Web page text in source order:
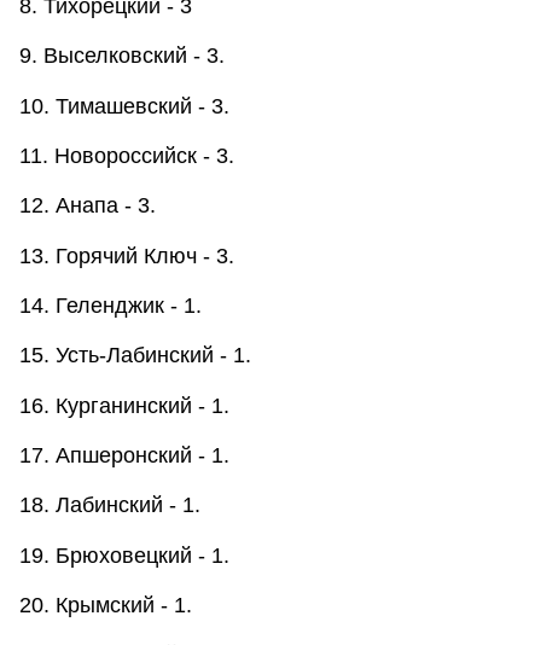
8. Тихорецкий - 3
9. Выселковский - 3.
10. Тимашевский - 3.
11. Новороссийск - 3.
12. Анапа - 3.
13. Горячий Ключ - 3.
14. Геленджик - 1.
15. Усть-Лабинский - 1.
16. Курганинский - 1.
17. Апшеронский - 1.
18. Лабинский - 1.
19. Брюховецкий - 1.
20. Крымский - 1.